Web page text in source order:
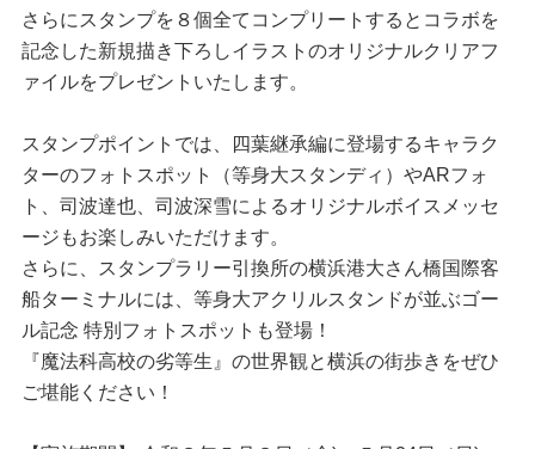
さらにスタンプを８個全てコンプリートするとコラボを
記念した新規描き下ろしイラストのオリジナルクリアフ
ァイルをプレゼントいたします。
スタンプポイントでは、四葉継承編に登場するキャラク
ターのフォトスポット（等身大スタンディ）やARフォ
ト、司波達也、司波深雪によるオリジナルボイスメッセ
ージもお楽しみいただけます。
さらに、スタンプラリー引換所の横浜港大さん橋国際客
船ターミナルには、等身大アクリルスタンドが並ぶゴー
ル記念 特別フォトスポットも登場！
『魔法科高校の劣等生』の世界観と横浜の街歩きをぜひ
ご堪能ください！